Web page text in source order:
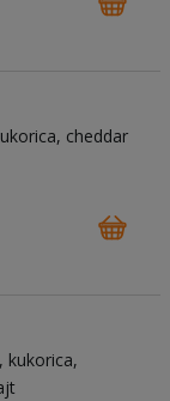
cheddar
kukorica